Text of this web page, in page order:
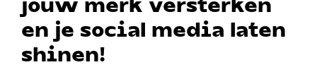
jouw merk versterken
en je social media laten
shinen!